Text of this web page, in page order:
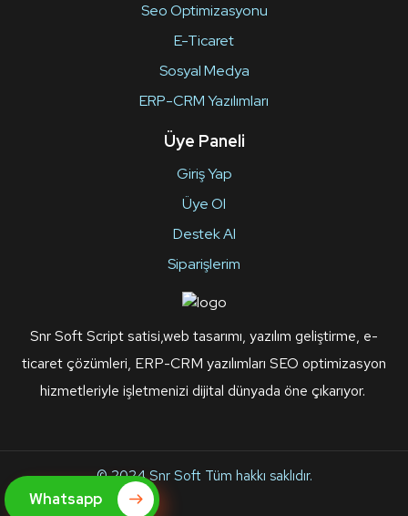
Whatsapp
Seo Optimizasyonu
E-Ticaret
Sosyal Medya
ERP-CRM Yazılımları
Üye Paneli
Giriş Yap
Üye Ol
Destek Al
Siparişlerim
Snr Soft Script satisi,web tasarımı, yazılım geliştirme, e-
ticaret çözümleri, ERP-CRM yazılımları SEO optimizasyon
hizmetleriyle işletmenizi dijital dünyada öne çıkarıyor.
© 2024Snr Soft Tüm hakkı saklıdır.